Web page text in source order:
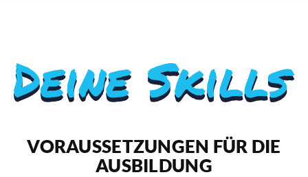
VORAUSSETZUNGEN FÜR DIE
AUSBILDUNG